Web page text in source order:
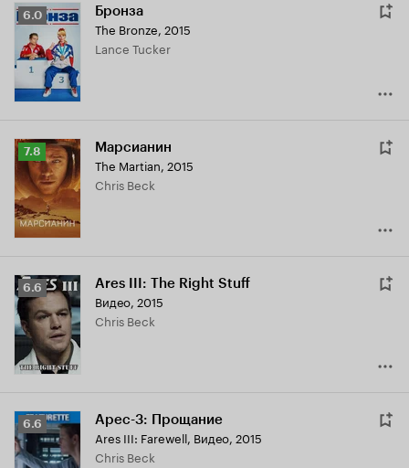
Рейтинг
Кинопоиска
6.0
6.0 Бронза
The Bronze, 2015
Lance Tucker
Рейтинг
Кинопоиска
7.8
7.8 Марсианин
The Martian, 2015
Chris Beck
Рейтинг
Кинопоиска
6.6
6.6 Ares III: The Right Stuff
Видео, 2015
Chris Beck
Рейтинг
Кинопоиска
6.6
6.6 Арес-3: Прощание
Ares III: Farewell, Видео, 2015
Chris Beck